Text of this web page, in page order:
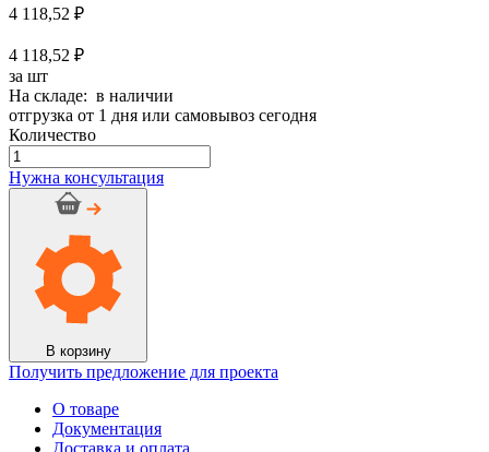
4 118,52 ₽
4 118,52 ₽
за шт
На складе: в наличии
отгрузка от 1 дня или самовывоз сегодня
Количество
Количество
товара
Угол
80x114
PVC
Нужна консультация
В корзину
Получить предложение для проекта
О товаре
Документация
Доставка и оплата